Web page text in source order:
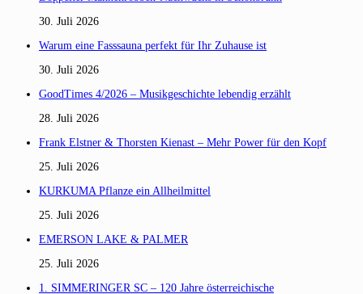
30. Juli 2026
Warum eine Fasssauna perfekt für Ihr Zuhause ist
30. Juli 2026
GoodTimes 4/2026 – Musikgeschichte lebendig erzählt
28. Juli 2026
Frank Elstner & Thorsten Kienast – Mehr Power für den Kopf
25. Juli 2026
KURKUMA Pflanze ein Allheilmittel
25. Juli 2026
EMERSON LAKE & PALMER
25. Juli 2026
1. SIMMERINGER SC – 120 Jahre österreichische